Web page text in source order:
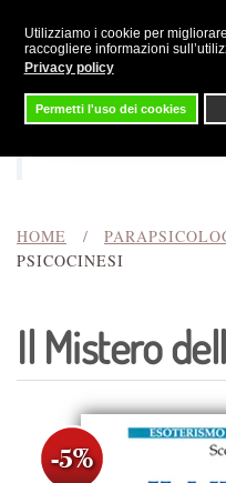
Utilizziamo i cookie per
raccogliere informazioni
Privacy policy
Permetti l'uso dei cookies
Skip to main content
HOME
PSICOCINESI
Il Mistero